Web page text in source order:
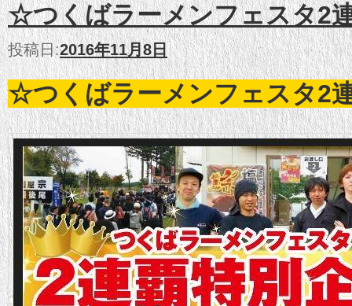
☆つくばラーメンフェスタ2
投稿日:2016年11月8日
☆つくばラーメンフェスタ2